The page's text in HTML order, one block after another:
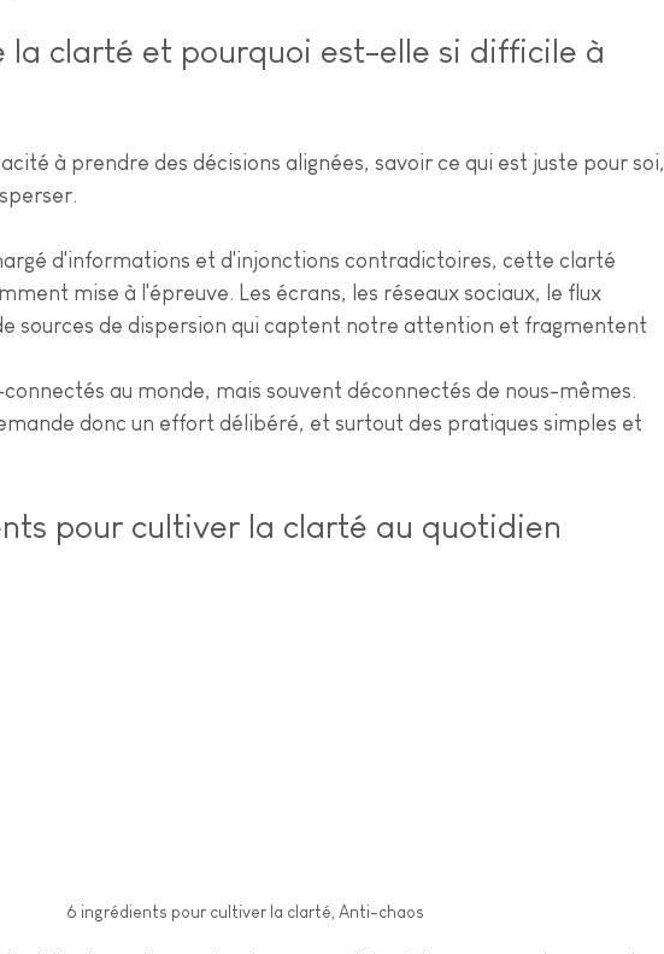
la clarté et pourquoi est-elle si difficile à
à prendre des décisions alignées, savoir ce qui est juste pour soi,
d'informations et d'injonctions contradictoires, cette clarté
mise à l'épreuve. Les écrans, les réseaux sociaux, le flux
sources de dispersion qui captent notre attention et fragmentent
au monde, mais souvent déconnectés de nous-mêmes.
donc un effort délibéré, et surtout des pratiques simples et
pour cultiver la clarté au quotidien
6 ingrédients pour cultiver la clarté, Anti-chaos